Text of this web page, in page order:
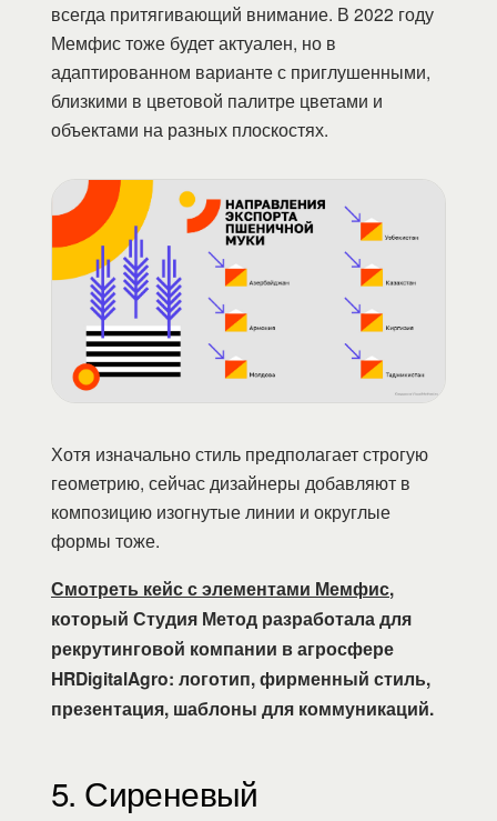
всегда притягивающий внимание. В 2022 году
Мемфис тоже будет актуален, но в
адаптированном варианте с приглушенными,
близкими в цветовой палитре цветами и
объектами на разных плоскостях.
Хотя изначально стиль предполагает строгую
геометрию, сейчас дизайнеры добавляют в
композицию изогнутые линии и округлые
формы тоже.
Смотреть кейс с элементами Мемфис,
который Студия Метод разработала для
рекрутинговой компании в агросфере
HRDigitalAgro: логотип, фирменный стиль,
презентация, шаблоны для коммуникаций.
5. Сиреневый